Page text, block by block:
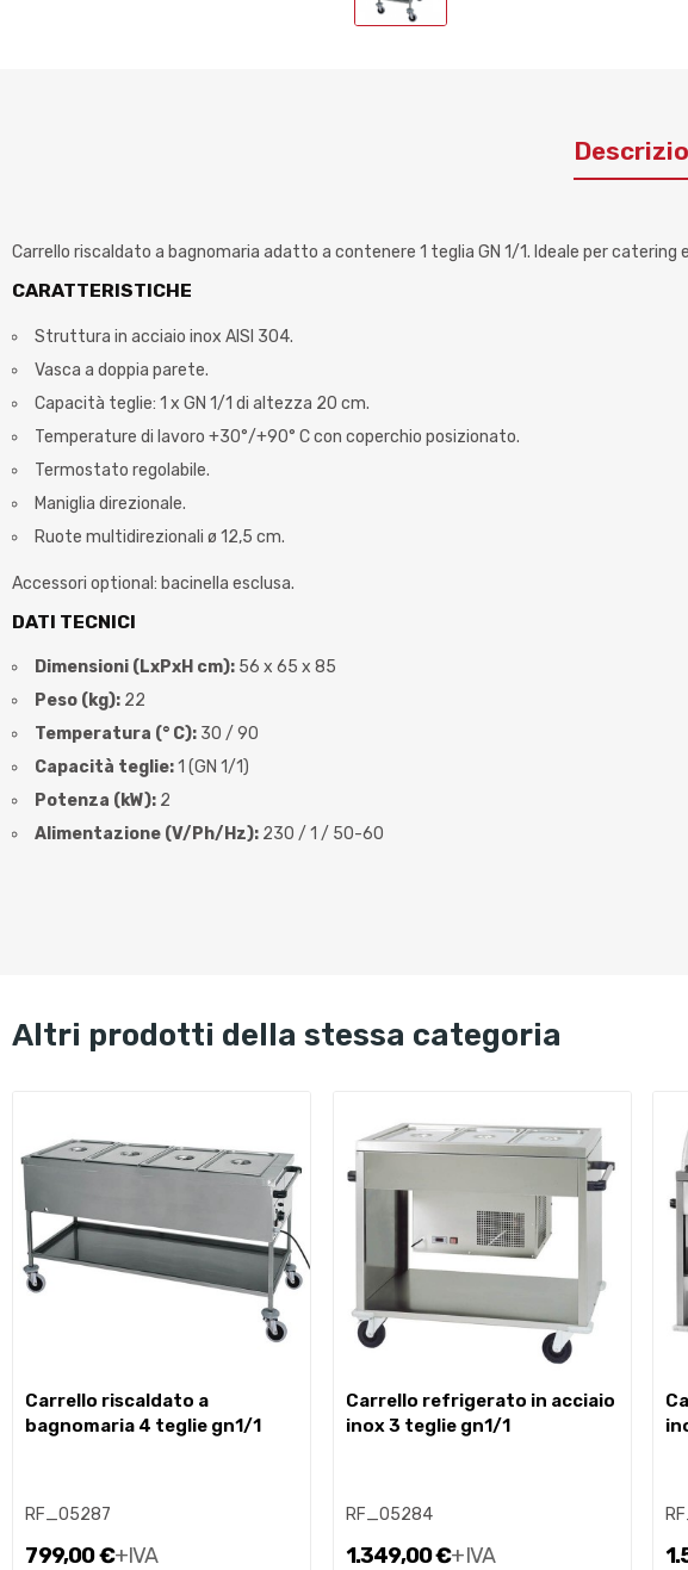
Carrello riscaldato a bagnomaria adatto a contenere 1 teglia GN 1/1. Ideale per catering
CARATTERISTICHE
Struttura in acciaio inox AISI 304.
Vasca a doppia parete.
Capacità teglie: 1 x GN 1/1 di altezza 20 cm.
Temperature di lavoro +30°/+90° C con coperchio posizionato.
Termostato regolabile.
Maniglia direzionale.
Ruote multidirezionali ø 12,5 cm.
Accessori optional: bacinella esclusa.
DATI TECNICI
Dimensioni (LxPxH cm): 56 x 65 x 85
Peso (kg): 22
Temperatura (° C): 30 / 90
Capacità teglie:1 (GN 1/1)
Potenza (kW): 2
Alimentazione (V/Ph/Hz): 230 / 1 / 50-60
altri prodotti della stessa categoria
carrello riscaldato a
bagnomaria 4 teglie gn1/1
RF_05287
799,00 €+IVA
carrello refrigerato in acciaio
inox 3 teglie gn1/1
RF_05284
1.349,00 €+IVA
carrello refrigerato in acciaio